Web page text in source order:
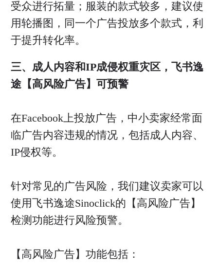
受众进行拓量；服装的款式较多，建议使
用轮播图，同一个广告投放多个款式，利
于提升转化率。
三、成人内容和IP成侵权重灾区，飞书逸
途【高风险广告】可预警
在Facebook上投放广告，中小卖家经常面
临广告内容违规的情况，包括成人内容、
IP侵权等。
针对常见的广告风险，我们建议卖家可以
使用飞书逸途Sinoclick的【高风险广告】
检测功能进行风险预警。
【高风险广告】功能包括：